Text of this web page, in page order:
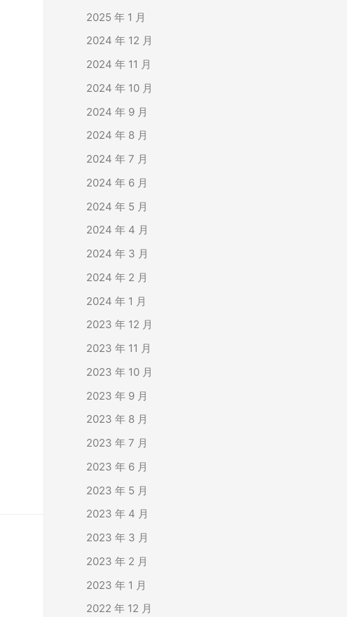
2025 年 1 月
2024 年 12 月
2024 年 11 月
2024 年 10 月
2024 年 9 月
2024 年 8 月
2024 年 7 月
2024 年 6 月
2024 年 5 月
2024 年 4 月
2024 年 3 月
2024 年 2 月
2024 年 1 月
2023 年 12 月
2023 年 11 月
2023 年 10 月
2023 年 9 月
2023 年 8 月
2023 年 7 月
2023 年 6 月
2023 年 5 月
2023 年 4 月
2023 年 3 月
2023 年 2 月
2023 年 1 月
2022 年 12 月